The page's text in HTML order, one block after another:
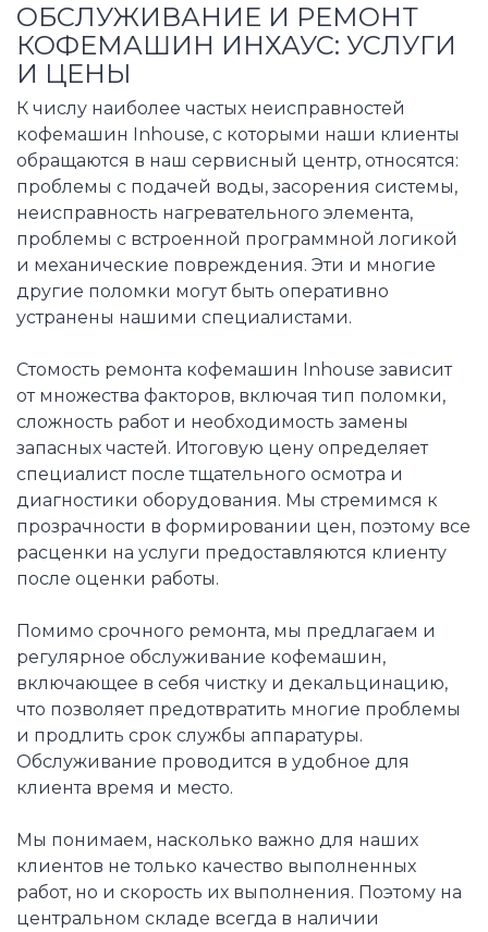
ОБСЛУЖИВАНИЕ И РЕМОНТ
КОФЕМАШИН ИНХАУС: УСЛУГИ
И ЦЕНЫ
К числу наиболее частых неисправностей
кофемашин Inhouse, с которыми наши клиенты
обращаются в наш сервисный центр, относятся:
проблемы с подачей воды, засорения системы,
неисправность нагревательного элемента,
проблемы с встроенной программной логикой
и механические повреждения. Эти и многие
другие поломки могут быть оперативно
устранены нашими специалистами.
Стомость ремонта кофемашин Inhouse зависит
от множества факторов, включая тип поломки,
сложность работ и необходимость замены
запасных частей. Итоговую цену определяет
специалист после тщательного осмотра и
диагностики оборудования. Мы стремимся к
прозрачности в формировании цен, поэтому все
расценки на услуги предоставляются клиенту
после оценки работы.
Помимо срочного ремонта, мы предлагаем и
регулярное обслуживание кофемашин,
включающее в себя чистку и декальцинацию,
что позволяет предотвратить многие проблемы
и продлить срок службы аппаратуры.
Обслуживание проводится в удобное для
клиента время и место.
Мы понимаем, насколько важно для наших
клиентов не только качество выполненных
работ, но и скорость их выполнения. Поэтому на
центральном складе всегда в наличии